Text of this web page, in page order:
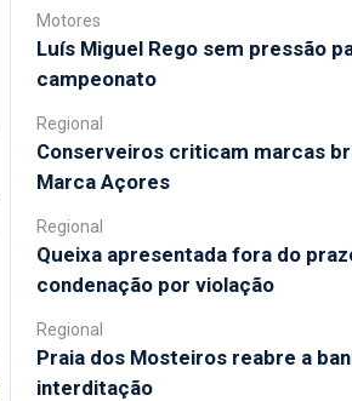
Motores
Luís Miguel Rego sem pressão
campeonato
Regional
Conserveiros criticam marcas
Marca Açores
Regional
Queixa apresentada fora do
condenação por violação
Regional
Praia dos Mosteiros reabre a
interditação